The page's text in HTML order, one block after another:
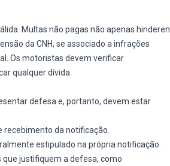
Multas não pagas não apenas hinderen
da CNH, se associado a infrações
Os motoristas devem verificar
qualquer dívida.
defesa e, portanto, devem estar
da notificação.
estipulado na própria notificação.
justifiquem a defesa, como